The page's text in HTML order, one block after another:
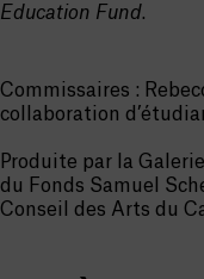
Education Fund.
Commissaires :
collaboration
Produite par la
du Fonds Samuel
Conseil des Arts du